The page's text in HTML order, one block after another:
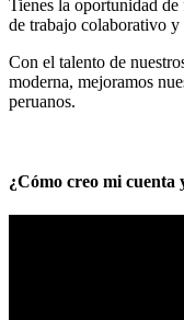
Tienes la oportunidad
de trabajo colaborativo y
Con el talento de
moderna, mejoramos
peruanos.
¿Cómo creo mi cuenta